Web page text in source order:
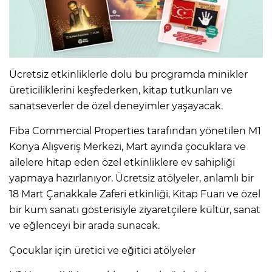
Ücretsiz etkinliklerle dolu bu programda minikler
üreticiliklerini keşfederken, kitap tutkunları ve
sanatseverler de özel deneyimler yaşayacak.
Fiba Commercial Properties tarafından yönetilen M1
Konya Alışveriş Merkezi, Mart ayında çocuklara ve
ailelere hitap eden özel etkinliklere ev sahipliği
yapmaya hazırlanıyor. Ücretsiz atölyeler, anlamlı bir
18 Mart Çanakkale Zaferi etkinliği, Kitap Fuarı ve özel
bir kum sanatı gösterisiyle ziyaretçilere kültür, sanat
ve eğlenceyi bir arada sunacak.
Çocuklar için üretici ve eğitici atölyeler